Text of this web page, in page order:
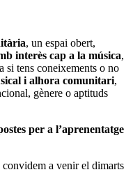
, un espai obert,
interès cap a la música,
si tens coneixements o no
i alhora comunitari,
gènere o aptituds
per a l’aprenentatge
convidem a venir el dimarts